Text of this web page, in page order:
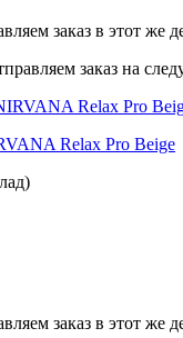
заказ в этот же
заказ на
Relax Pro Beige
заказ в этот же